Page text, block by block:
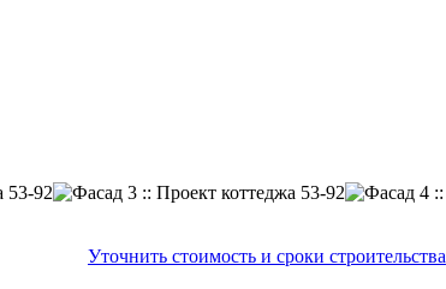
Уточнить стоимость и сроки строительства